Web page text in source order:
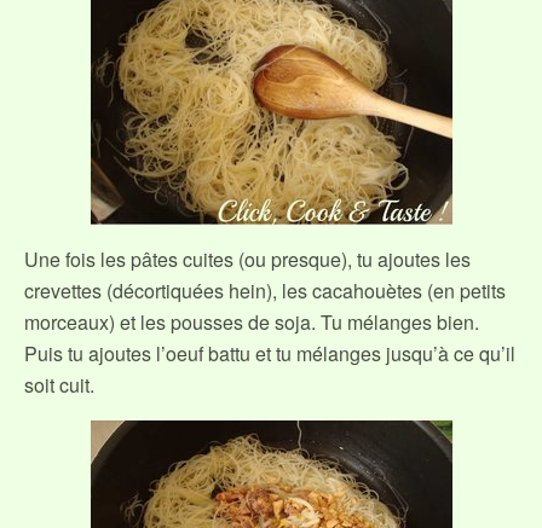
Une fois les pâtes cuites (ou presque), tu ajoutes les
crevettes (décortiquées hein), les cacahouètes (en petits
morceaux) et les pousses de soja. Tu mélanges bien.
Puis tu ajoutes l’oeuf battu et tu mélanges jusqu’à ce qu’il
soit cuit.